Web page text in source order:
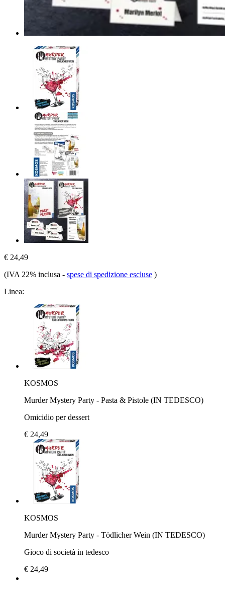
€ 24,49
(IVA 22% inclusa - spese di spedizione escluse )
Linea:
KOSMOS
Murder Mystery Party - Pasta & Pistole (IN TEDESCO)
Omicidio per dessert
€ 24,49
KOSMOS
Murder Mystery Party - Tödlicher Wein (IN TEDESCO)
Gioco di società in tedesco
€ 24,49